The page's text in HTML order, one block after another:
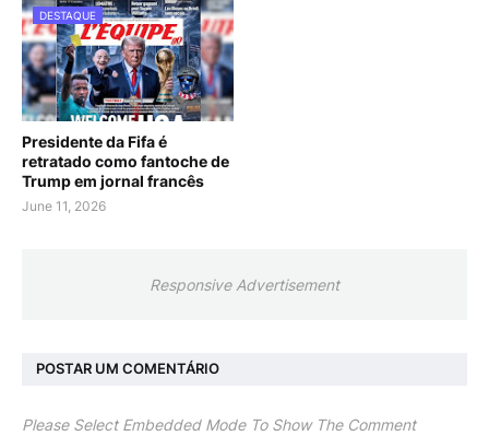
DESTAQUE
Presidente da Fifa é
retratado como fantoche de
Trump em jornal francês
June 11, 2026
Responsive Advertisement
POSTAR UM COMENTÁRIO
Please Select Embedded Mode To Show The Comment